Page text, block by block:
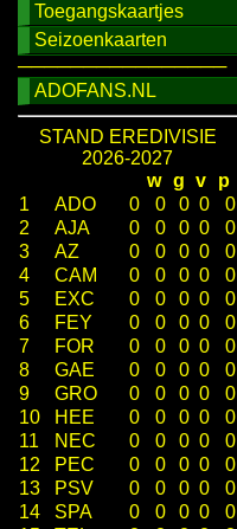
Toegangskaartjes
Seizoenkaarten
────────────────
ADOFANS.NL
STAND EREDIVISIE
2026-2027
w g v
p
1
ADO 0 0 0 0
0
2
AJA 0 0 0 0
0
3
AZ 0 0 0 0
0
4
CAM 0 0 0 0
0
5
EXC 0 0 0 0
0
6
FEY 0 0 0 0
0
7
FOR 0 0 0 0
0
8
GAE 0 0 0 0
0
9
GRO 0 0 0 0
0
10
HEE 0 0 0 0
0
11
NEC 0 0 0 0
0
12
PEC 0 0 0 0
0
13
PSV 0 0 0 0
0
14
SPA 0 0 0 0
0